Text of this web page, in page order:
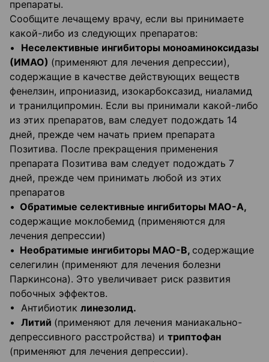
препараты.
Сообщите лечащему врачу, если вы принимаете
какой-либо из следующих препаратов:
• Неселективные ингибиторы моноаминоксидазы
(ИМАО) (применяют для лечения депрессии),
содержащие в качестве действующих веществ
фенелзин, ипрониазид, изокарбоксазид, ниаламид
и транилципромин. Если вы принимали какой-либо
из этих препаратов, вам следует подождать 14
дней, прежде чем начать прием препарата
Позитива. После прекращения применения
препарата Позитива вам следует подождать 7
дней, прежде чем принимать любой из этих
препаратов
• Обратимые селективные ингибиторы МАО-А,
содержащие моклобемид (применяются для
лечения депрессии)
• Необратимые ингибиторы МАО-В, содержащие
селегилин (применяют для лечения болезни
Паркинсона). Это увеличивает риск развития
побочных эффектов.
• Антибиотик линезолид.
• Литий (применяют для лечения маниакально-
депрессивного расстройства) и триптофан
(применяют для лечения депрессии).